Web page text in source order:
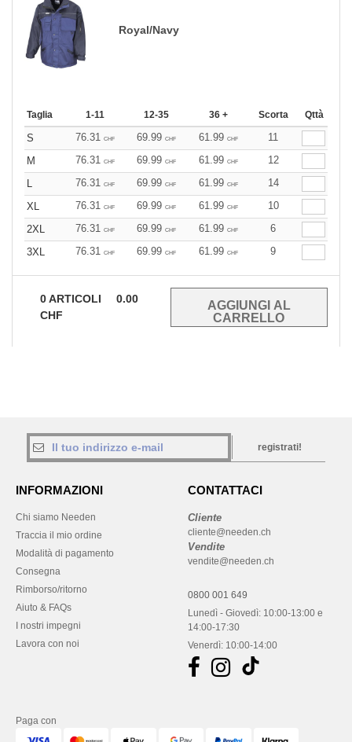
Royal/Navy
Taglia 1-11 12-35 36 + Scorta Qttà
S 76.31 CHF 69.99 CHF 61.99 CHF
11
M
76.31 CHF 69.99 CHF 61.99 CHF
12
L
76.31 CHF 69.99 CHF 61.99 CHF
14
XL
76.31 CHF 69.99 CHF 61.99 CHF
10
2XL
76.31 CHF 69.99 CHF 61.99 CHF
6
3XL
76.31 CHF 69.99 CHF 61.99 CHF 9
0ARTICOLI
0.00
CHF
registrati!
INFORMAZIONI
Chi siamo Needen
Traccia il mio ordine
Modalità di pagamento
Consegna
Rimborso/ritorno
Aiuto & FAQs
I nostri impegni
Lavora con noi
CONTATTACI
Cliente
cliente@needen.ch
Vendite
vendite@needen.ch
0800 001 649
Lunedì - Giovedì: 10:00-13:00 e
14:00-17:30
Venerdì: 10:00-14:00
Paga con